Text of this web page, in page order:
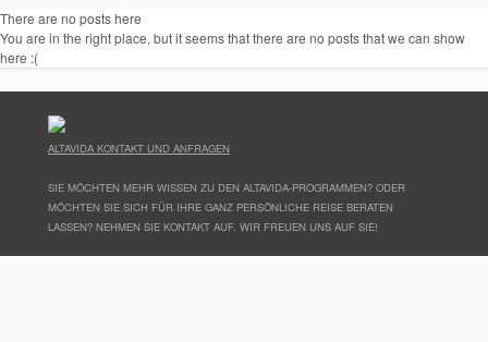
There are no posts here
You are in the right place, but it seems that there are no posts that we can show
here :(
ALTAVIDA KONTAKT UND ANFRAGEN
SIE MÖCHTEN MEHR WISSEN ZU DEN ALTAVIDA-PROGRAMMEN? ODER
MÖCHTEN SIE SICH FÜR IHRE GANZ PERSÖNLICHE REISE BERATEN
LASSEN? NEHMEN SIE KONTAKT AUF. WIR FREUEN UNS AUF SIE!